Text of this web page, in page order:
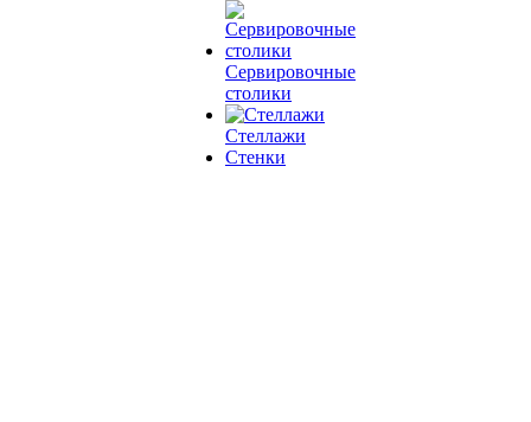
Сервировочные
столики
Стеллажи
Стенки